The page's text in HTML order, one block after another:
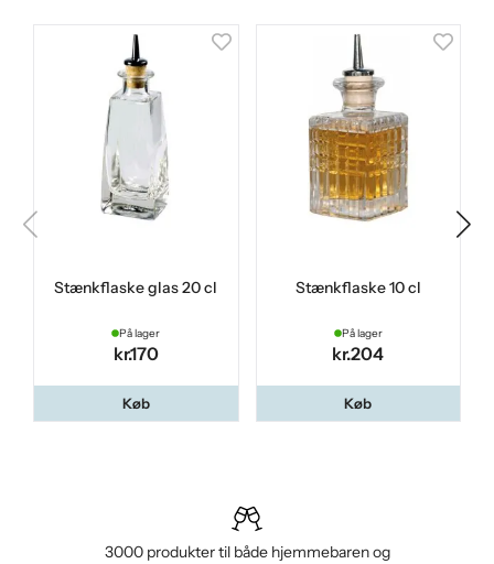
Stænkflaske glas 20 cl
På lager
kr.170
Køb
Stænkflaske 10 cl
På lager
kr.204
Køb
3000 produkter til både hjemmebaren og